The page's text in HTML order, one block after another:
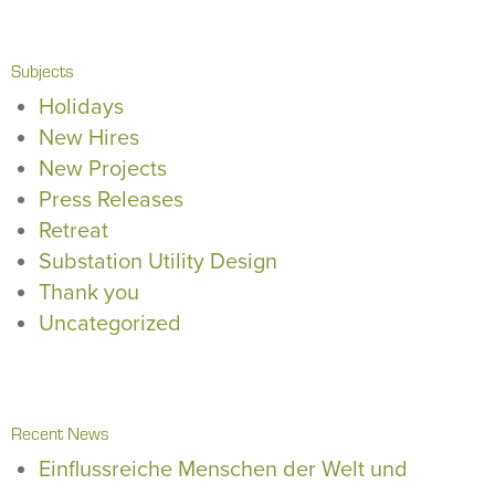
Subjects
Holidays
New Hires
New Projects
Press Releases
Retreat
Substation Utility Design
Thank you
Uncategorized
Recent News
Einflussreiche Menschen der Welt und